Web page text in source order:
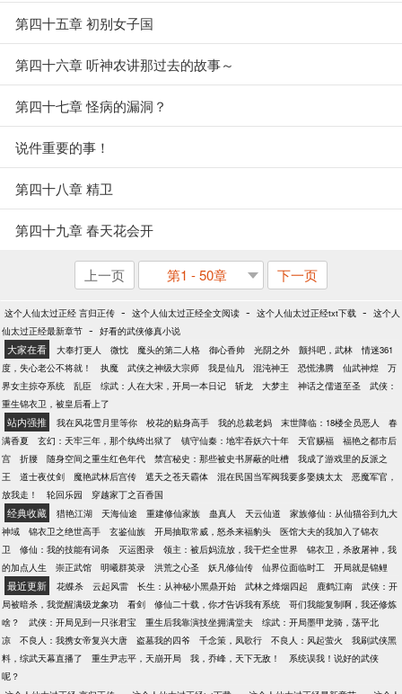
第四十五章 初别女子国
第四十六章 听神农讲那过去的故事～
第四十七章 怪病的漏洞？
说件重要的事！
第四十八章 精卫
第四十九章 春天花会开
上一页 第1 - 50章 下一页
这个人仙太过正经 言归正传 - 这个人仙太过正经全文阅读 - 这个人仙太过正经txt下载 - 这个人
仙太过正经最新章节 - 好看的武侠修真小说
大家在看 大奉打更人 微忱 魔头的第二人格 御心香帅 光阴之外 颤抖吧，武林
情迷361
度，失心老公不将就！
执魔 武侠之神级大宗师 我是仙凡 混沌神王 恐慌沸腾 仙武神煌
万
界女主掠夺系统
乱臣 综武：人在大宋，开局一本日记 斩龙 大梦主 神话之儒道至圣
武侠：
重生锦衣卫，被皇后看上了
站内强推 我在风花雪月里等你 校花的贴身高手 我的总裁老妈 末世降临：18楼全员恶人
春
满香夏
玄幻：天牢三年，那个纨绔出狱了 镇守仙秦：地牢吞妖六十年 天官赐福
福艳之都市后
宫
折腰 随身空间之重生红色年代 禁宫秘史：那些被史书屏蔽的吐槽
我成了游戏里的反派之
王
道士夜仗剑 魔艳武林后宫传 遮天之苍天霸体 混在民国当军阀我要多娶姨太太
恶魔军官，
放我走！
轮回乐园 穿越家丁之百香国
经典收藏 猎艳江湖 天海仙途 重建修仙家族 蛊真人 天云仙道
家族修仙：从仙猫谷到九大
神域
锦衣卫之绝世高手 玄鉴仙族 开局抽取常威，怒杀来福豹头
医馆大夫的我加入了锦衣
卫
修仙：我的技能有词条 灭运图录 领主：被后妈流放，我干烂全世界
锦衣卫，杀敌屠神，我
的加点人生
崇正武馆 明曦群英录 洪荒之心圣 妖凡修仙传 仙界位面临时工 开局就是锦鲤
最近更新 花蝶杀 云起风雷 长生：从神秘小黑鼎开始 武林之烽烟四起 鹿鹤江南
武侠：开
局被暗杀，我觉醒满级龙象功
看剑 修仙二十载，你才告诉我有系统
哥们我能复制啊，我还修炼
啥？
武侠：开局见到一只张君宝 重生后我靠演技坐拥满堂夫
综武：开局墨甲龙骑，荡平北
凉
不良人：我携女帝复兴大唐 盗墓我的四爷 千念策，凤歌行 不良人：风起萤火
我刷武侠黑
料，综武天幕直播了
重生尹志平，天崩开局 我，乔峰，天下无敌！
系统误我！说好的武侠
呢？